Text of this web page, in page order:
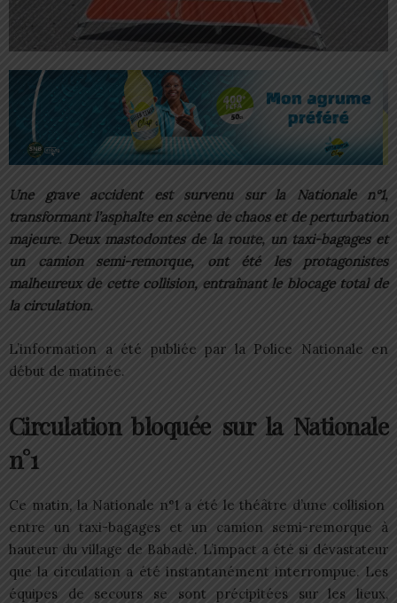
Une grave accident est survenu sur la Nationale n°1,
transformant l’asphalte en scène de chaos et de perturbation
majeure. Deux mastodontes de la route, un taxi-bagages et
un camion semi-remorque, ont été les protagonistes
malheureux de cette collision, entraînant le blocage total de
la circulation.
L’information a été publiée par la Police Nationale en
début de matinée.
Circulation bloquée sur la Nationale
n°1
Ce matin, la Nationale n°1 a été le théâtre d’une collision
entre un taxi-bagages et un camion semi-remorque à
hauteur du village de Babadè. L’impact a été si dévastateur
que la circulation a été instantanément interrompue. Les
équipes de secours se sont précipitées sur les lieux,